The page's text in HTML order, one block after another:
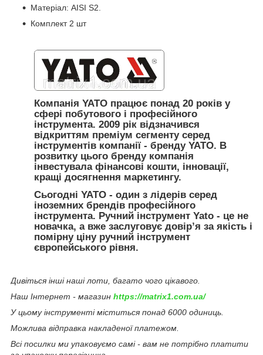
Матеріал: AISI S2.
Комплект 2 шт
Компанія YATO працює понад 20 років у
сфері побутового і професійного
інструмента. 2009 рік відзначився
відкриттям преміум сегменту серед
інструментів компанії - бренду YATO. В
розвитку цього бренду компанія
інвестувала фінансові кошти, інновації,
кращі досягнення маркетингу.
Сьогодні YATO - один з лідерів серед
іноземних брендів професійного
інструмента. Ручний інструмент Yato - це не
новачка, а вже заслуговує довір’я за якість і
помірну ціну ручний інструмент
європейського рівня.
Дивіться інші наші лоти, багато чого цікавого.
Наш Інтернет - магазин https://matrix1.com.ua/
У цьому інструменті міститься понад 6000 одиниць.
Можлива відправка накладеної платежом.
Всі посилки ми упаковуємо самі - вам не потрібно платити